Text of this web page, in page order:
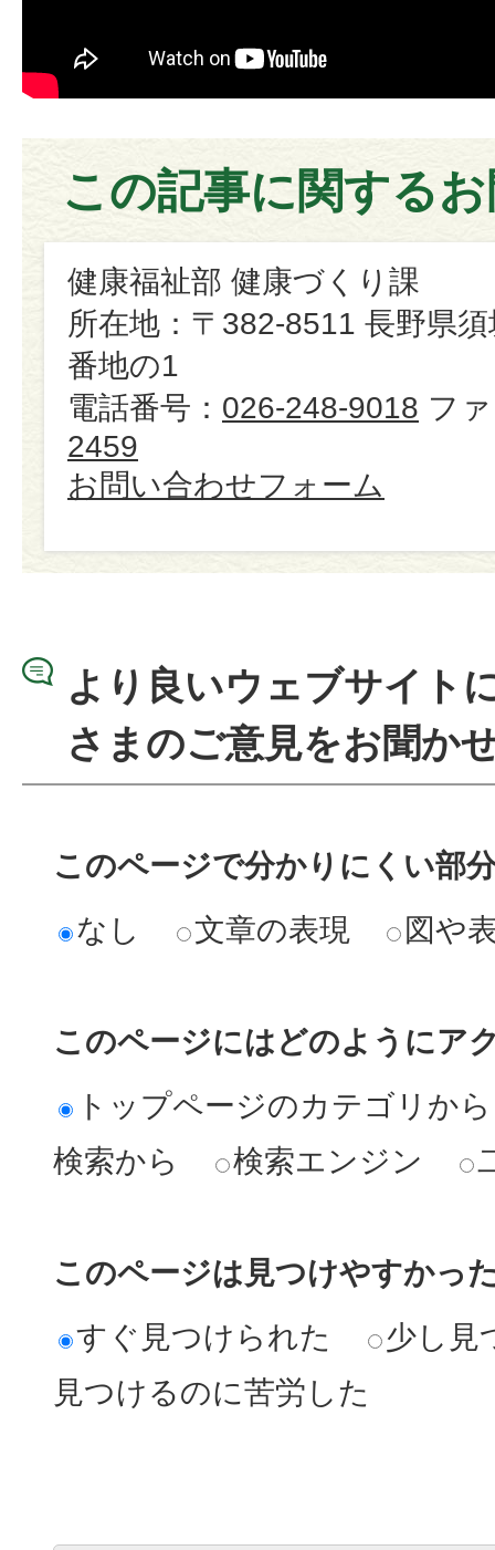
この記事に関する
健康福祉部 健康づくり課
所在地：〒382-8511 長野県
番地の1
電話番号： 026-248-9018 フ
2459
お問い合わせフォーム
より良いウェブサイト
さまのご意見をお聞か
このページで分かりにくい部
なし
文章の表現 図や
このページにはどのようにア
トップページのカテゴリから
検索から
検索エンジン
このページは見つけやすかっ
すぐ見つけられた
少し見
見つけるのに苦労した